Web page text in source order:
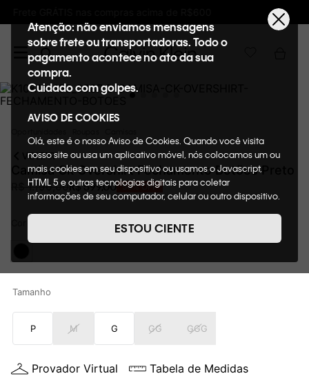
Ganhe 10% de GIFTBACK em todas as
Atenção: não enviamos mensagens
sobre frete ou transportadoras. Todo o
pagamento acontece no ato da sua
compra.
Cuidado com golpes.
AVISO DE COOKIES
Olá, este é o nosso Aviso de Cookies. Quando você visita
nosso site ou usa um aplicativo móvel, nós colocamos um ou
mais cookies em seu dispositivo ou usamos o Javascript,
HTML 5 e outras tecnologias digitais para coletar
informações de seu computador, celular ou outro dispositivo.
de cookies, informaremos quais cookies usaremos e quais
suas funções. A forma como processamos os dados
nosso Aviso de Privacidade. Quando você visita nosso site,
fornecer a você toda a funcionalidade do site, incluindo,
Cookies acesse o link.
ESTOU CIENTE
VOLTAR
Camisa Ck Overshirt Fechamento Botões Preto
1.190,00R$ 599,00 50%OFF
Tamanho
P M G GG GGG
Provador Virtual Tabela de Medidas